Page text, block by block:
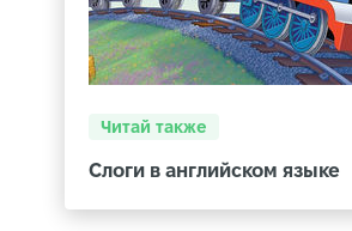
Читай также
Слоги в английском языке